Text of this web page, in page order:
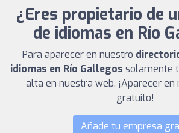
¿Eres propietario de
de idiomas en Río
Para aparecer en nuestro
idiomas en Río Gallegos solamente
alta en nuestra web. ¡Aparecer en
gratuito!
Añade tu empresa